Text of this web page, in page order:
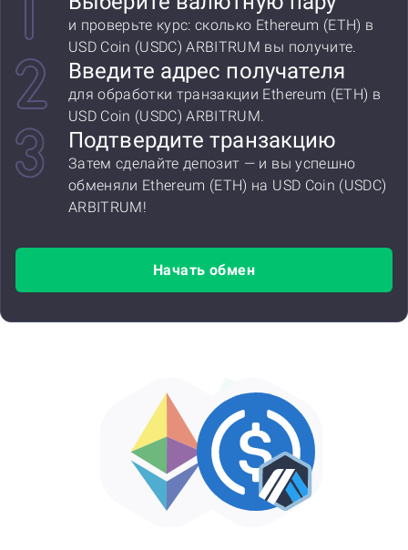
и проверьте курс: сколько Ethereum (ETH) в
USD Coin (USDC) ARBITRUM вы получите.
Введите адрес получателя
для обработки транзакции Ethereum (ETH) в
USD Coin (USDC) ARBITRUM.
Подтвердите транзакцию
Затем сделайте депозит — и вы успешно
обменяли Ethereum (ETH) на USD Coin (USDC)
ARBITRUM!
Начать обмен